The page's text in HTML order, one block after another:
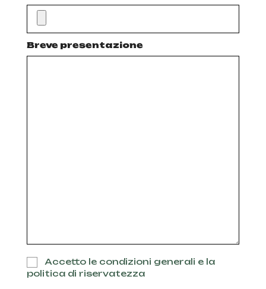
Breve presentazione
Accetto le condizioni generali e la
politica di riservatezza